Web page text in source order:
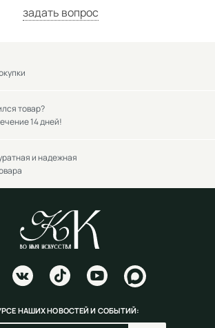
задать вопрос
товар?
14 дней!
и надежная
НАШИХ НОВОСТЕЙ И СОБЫТИЙ: